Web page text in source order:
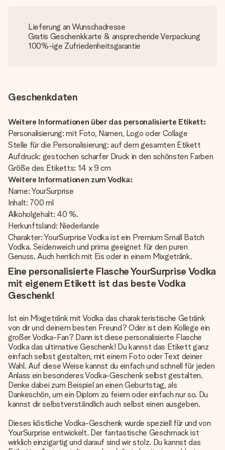
Lieferung an Wunschadresse
Gratis Geschenkkarte & ansprechende Verpackung
100%-ige Zufriedenheitsgarantie
Geschenkdaten
Weitere Informationen über das personalisierte Etikett:
Personalisierung: mit Foto, Namen, Logo oder Collage
Stelle für die Personalisierung: auf dem gesamten Etikett
Aufdruck: gestochen scharfer Druck in den schönsten Farben
Größe des Etiketts: 14 x 9 cm
Weitere Informationen zum Vodka:
Name: YourSurprise
Inhalt: 700 ml
Alkoholgehalt: 40 %.
Herkunftsland: Niederlande
Charakter: YourSurprise Vodka ist ein Premium Small Batch
Vodka. Seidenweich und prima geeignet für den puren
Genuss. Auch herrlich mit Eis oder in einem Mixgetränk.
Eine personalisierte Flasche YourSurprise Vodka
mit eigenem Etikett ist das beste Vodka
Geschenk!
Ist ein Mixgetränk mit Vodka das charakteristische Getränk
von dir und deinem besten Freund? Oder ist dein Kollege ein
großer Vodka-Fan? Dann ist diese personalisierte Flasche
Vodka das ultimative Geschenk! Du kannst das Etikett ganz
einfach selbst gestalten, mit einem Foto oder Text deiner
Wahl. Auf diese Weise kannst du einfach und schnell für jeden
Anlass einbesonderes Vodka-Geschenk selbst gestalten.
Denke dabei zum Beispiel an einen Geburtstag, als
Dankeschön, um ein Diplom zu feiern oder einfach nur so. Du
kannst dir selbstverständlich auch selbst einen ausgeben.
Dieses köstliche Vodka-Geschenk wurde speziell für und von
YourSurprise entwickelt. Der fantastische Geschmack ist
wirklich einzigartig und darauf sind wir stolz. Du kannst das